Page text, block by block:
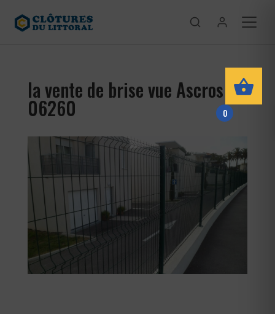
la vente de brise vue Ascros
06260 0